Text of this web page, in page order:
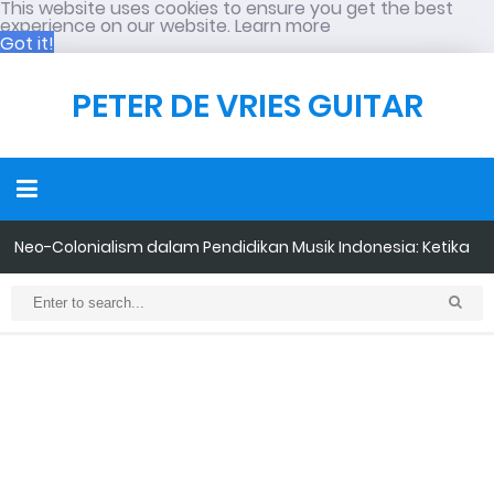
This website uses cookies to ensure you get the best
experience on our website. Learn more
Got it!
PETER DE VRIES GUITAR
Retensi Mendengarkan Musik Semakin Menurun: Bahkan Kini
Lagu Hanya Diingat Satu Frasa